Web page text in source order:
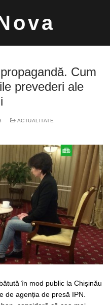
Cum
prevederi ale
ACTUALITATE
în mod public la Chișinău
de agenția de presă IPN.